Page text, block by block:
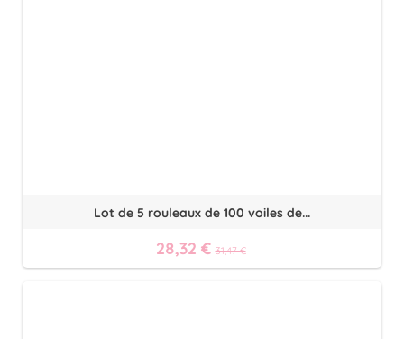
Lot de 5 rouleaux de 100 voiles de...
28,32 €31,47 €